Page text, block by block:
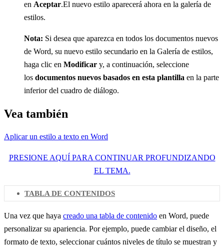
en Aceptar.El nuevo estilo aparecerá ahora en la galería de
estilos.
Nota: Si desea que aparezca en todos los documentos nuevos
de Word, su nuevo estilo secundario en la Galería de estilos,
haga clic en Modificar y, a continuación, seleccione
los documentos nuevos basados en esta plantilla en la parte
inferior del cuadro de diálogo.
Vea también
Aplicar un estilo a texto en Word
PRESIONE AQUÍ PARA CONTINUAR PROFUNDIZANDO
EL TEMA.
TABLA DE CONTENIDOS
Una vez que haya creado una tabla de contenido en Word, puede
personalizar su apariencia. Por ejemplo, puede cambiar el diseño, el
formato de texto, seleccionar cuántos niveles de título se muestran y